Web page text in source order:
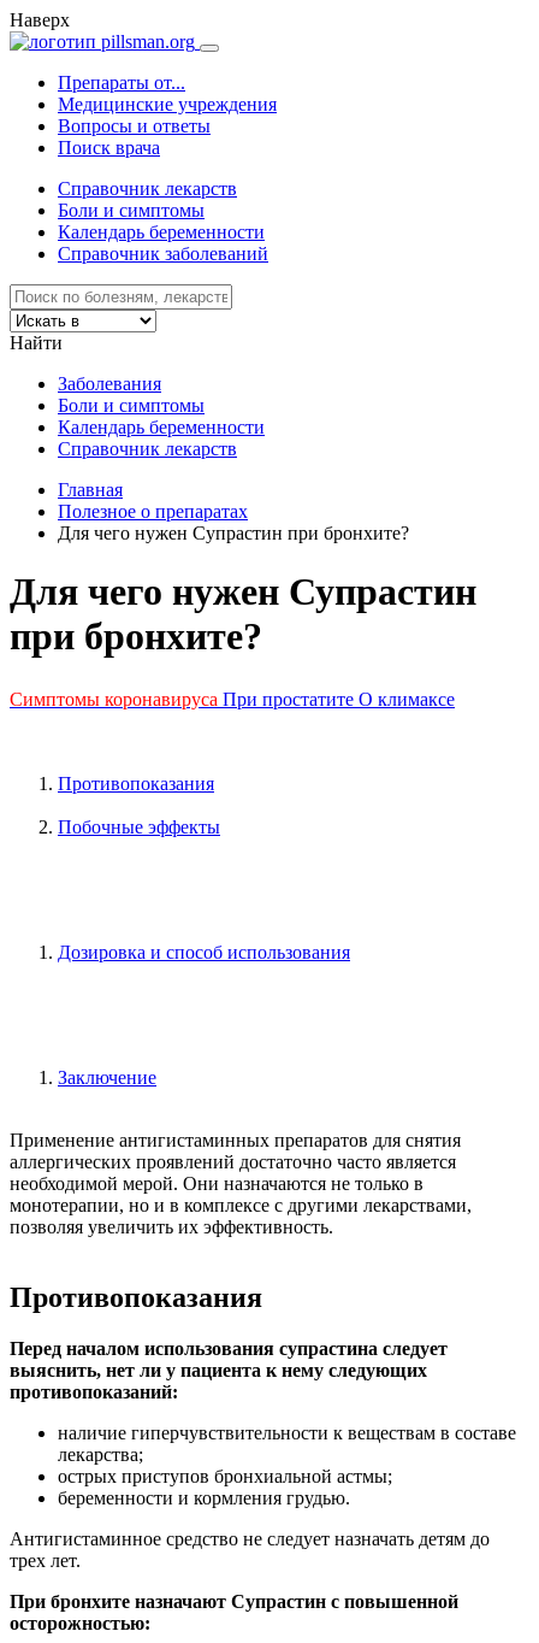
Наверх
Препараты от...
Медицинские учреждения
Вопросы и ответы
Поиск врача
Справочник лекарств
Боли и симптомы
Календарь беременности
Справочник заболеваний
Найти
Заболевания
Боли и симптомы
Календарь беременности
Справочник лекарств
Главная
Полезное о препаратах
Для чего нужен Супрастин при бронхите?
Для чего нужен Супрастин
при бронхите?
Симптомы коронавируса При простатите О климаксе
Противопоказания
Побочные эффекты
Дозировка и способ использования
Заключение
Применение антигистаминных препаратов для снятия
аллергических проявлений достаточно часто является
необходимой мерой. Они назначаются не только в
монотерапии, но и в комплексе с другими лекарствами,
позволяя увеличить их эффективность.
Противопоказания
Перед началом использования супрастина следует
выяснить, нет ли у пациента к нему следующих
противопоказаний:
наличие гиперчувствительности к веществам в составе
лекарства;
острых приступов бронхиальной астмы;
беременности и кормления грудью.
Антигистаминное средство не следует назначать детям до
трех лет.
При бронхите назначают Супрастин с повышенной
осторожностью: